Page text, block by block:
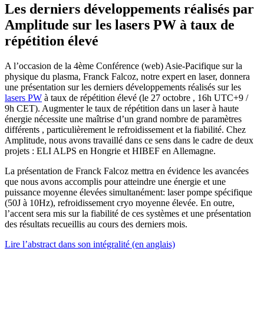
Les derniers développements réalisés par
Amplitude sur les lasers PW à taux de
répétition élevé
A l’occasion de la 4ème Conférence (web) Asie-Pacifique sur la
physique du plasma, Franck Falcoz, notre expert en laser, donnera
une présentation sur les derniers développements réalisés sur les
lasers PW à taux de répétition élevé (le 27 octobre , 16h UTC+9 /
9h CET). Augmenter le taux de répétition dans un laser à haute
énergie nécessite une maîtrise d’un grand nombre de paramètres
différents , particulièrement le refroidissement et la fiabilité. Chez
Amplitude, nous avons travaillé dans ce sens dans le cadre de deux
projets : ELI ALPS en Hongrie et HIBEF en Allemagne.
La présentation de Franck Falcoz mettra en évidence les avancées
que nous avons accomplis pour atteindre une énergie et une
puissance moyenne élevées simultanément: laser pompe spécifique
(50J à 10Hz), refroidissement cryo moyenne élevée. En outre,
l’accent sera mis sur la fiabilité de ces systèmes et une présentation
des résultats recueillis au cours des derniers mois.
Lire l’abstract dans son intégralité (en anglais)